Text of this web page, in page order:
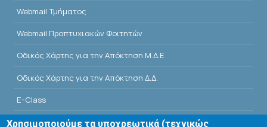
Webmail Τμήματος
Webmail Προπτυχιακών Φοιτητών
Οδικός Χάρτης για την Απόκτηση Μ.Δ.Ε
Οδικός Χάρτης για την Απόκτηση Δ.Δ.
E-Class
Αίθουσες Σεμιναρίων - Πρόγραμμα
Χρησιμοποιούμε τα υποχρεωτικά (τεχνικώς